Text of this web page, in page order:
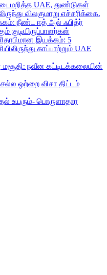
UAE, துண்டுகள்
விலகுமாறு எச்சரிக்கை.
நீண்ட ஈத் அல் ஃபித்ர்
குடியிருப்பாளர்கள்
இயக்கம்: 5
காப்பாற்றும் UAE
நவீன கட்டிடக்கலையின்
ஒற்றை விசா திட்டம்
உயரும்- பொருளாதார